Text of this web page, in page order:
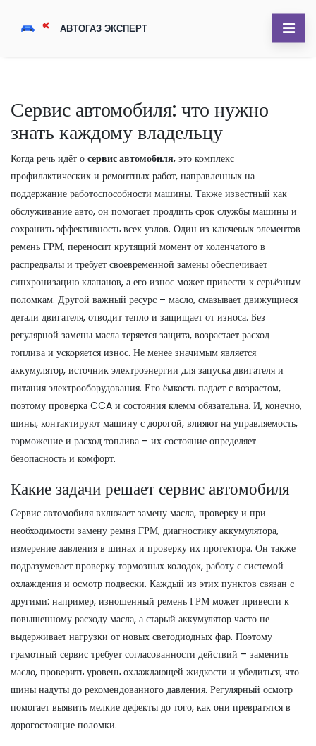
Сервис автомобиля: что нужно
знать каждому владельцу
Когда речь идёт о сервис автомобиля, это комплекс
профилактических и ремонтных работ, направленных на
поддержание работоспособности машины. Также известный как
обслуживание авто, он помогает продлить срок службы машины и
сохранить эффективность всех узлов. Один из ключевых элементов
ремень ГРМ, переносит крутящий момент от коленчатого в
распредвалы и требует своевременной замены обеспечивает
синхронизацию клапанов, а его износ может привести к серьёзным
поломкам. Другой важный ресурс – масло, смазывает движущиеся
детали двигателя, отводит тепло и защищает от износа. Без
регулярной замены масла теряется защита, возрастает расход
топлива и ускоряется износ. Не менее значимым является
аккумулятор, источник электроэнергии для запуска двигателя и
питания электрооборудования. Его ёмкость падает с возрастом,
поэтому проверка CCA и состояния клемм обязательна. И, конечно,
шины, контактируют машину с дорогой, влияют на управляемость,
торможение и расход топлива – их состояние определяет
безопасность и комфорт.
Какие задачи решает сервис автомобиля
Сервис автомобиля включает замену масла, проверку и при
необходимости замену ремня ГРМ, диагностику аккумулятора,
измерение давления в шинах и проверку их протектора. Он также
подразумевает проверку тормозных колодок, работу с системой
охлаждения и осмотр подвески. Каждый из этих пунктов связан с
другими: например, изношенный ремень ГРМ может привести к
повышенному расходу масла, а старый аккумулятор часто не
выдерживает нагрузки от новых светодиодных фар. Поэтому
грамотный сервис требует согласованности действий – заменить
масло, проверить уровень охлаждающей жидкости и убедиться, что
шины надуты до рекомендованного давления. Регулярный осмотр
помогает выявить мелкие дефекты до того, как они превратятся в
дорогостоящие поломки.